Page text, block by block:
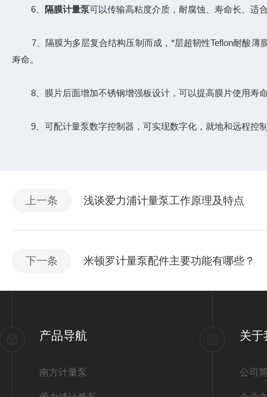
6、 隔膜计量泵可以传输高粘度介质，耐腐蚀、寿命长、适
7、隔膜为多层复合结构压制而成，*层超韧性Teflon耐酸薄
寿命。
8、膜片后面增加不锈钢增强板设计，可以提高膜片使用寿
9、可配计量泵数字控制器，可实现数字化，就地和远程控
上一条 浅谈爱力浦计量泵工作原理及特点
下一条 米顿罗计量泵配件主要功能有哪些？
产品导航
南方计量泵
关于
公司